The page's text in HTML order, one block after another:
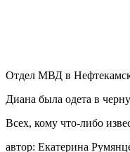
Отдел МВД в
Диана была одета в
Всех, кому что-либо
автор: Екатерина